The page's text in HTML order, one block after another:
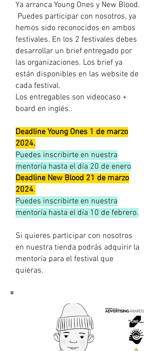
Ya arranca Young Ones y New Blood.
Puedes participar con nosotros, ya
hemos sido reconocidos en ambos
festivales. En los 2 festivales debes
desarrollar un brief entregado por
las organizaciones. Los brief ya
están disponibles en las website de
cada festival.
Los entregables son videocaso +
board en inglés..
Deadline Young Ones 1 de marzo
2024.
Puedes inscribirte en nuestra
mentoría hasta el día 20 de enero.
Deadline New Blood 21 de marzo
2024.
Puedes inscribirte en nuestra
mentoría hasta el día 10 de febrero.
Si quieres participar con nosotros
en nuestra tienda podrás adquirir la
mentoría para el festival que
quieras.